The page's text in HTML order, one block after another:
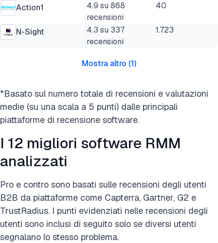
Action1
4.9 su 868
recensioni
40
N-Sight
4.3 su 337
recensioni
1.723
Mostra altro (1)
*Basato sul numero totale di recensioni e valutazioni
medie (su una scala a 5 punti) dalle principali
piattaforme di recensione software.
I 12 migliori software RMM
analizzati
Pro e contro sono basati sulle recensioni degli utenti
B2B da piattaforme come Capterra, Gartner, G2 e
TrustRadius. I punti evidenziati nelle recensioni degli
utenti sono inclusi di seguito solo se diversi utenti
segnalano lo stesso problema.